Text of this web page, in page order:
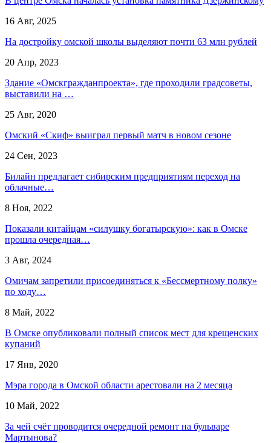
16 Авг, 2025
На достройку омской школы выделяют почти 63 млн рублей
20 Апр, 2023
Здание «Омскгражданпроекта», где проходили градсоветы,
выставили на …
25 Авг, 2020
Омский «Скиф» выиграл первый матч в новом сезоне
24 Сен, 2023
Билайн предлагает сибирским предприятиям переход на
облачные…
8 Ноя, 2022
Показали китайцам «силушку богатырскую»: как в Омске
прошла очередная…
3 Авг, 2024
Омичам запретили присоединяться к «Бессмертному полку»
по ходу…
8 Май, 2022
В Омске опубликовали полный список мест для крещенских
купаний
17 Янв, 2020
Мэра города в Омской области арестовали на 2 месяца
10 Май, 2022
За чей счёт проводится очередной ремонт на бульваре
Мартынова?